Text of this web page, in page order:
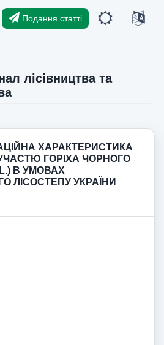
Подання статті
лісівництва та
ХАРАКТЕРИСТИКА
ГОРІХА ЧОРНОГО
L.) В УМОВАХ
ЛІСОСТЕПУ УКРАЇНИ